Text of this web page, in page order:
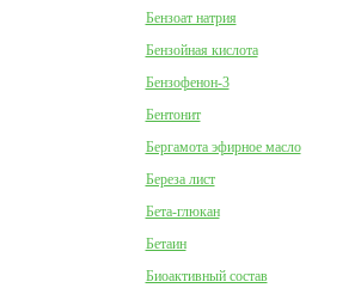
Бензоат натрия
Бензойная кислота
Бензофенон-3
Бентонит
Бергамота эфирное масло
Береза лист
Бета-глюкан
Бетаин
Биоактивный состав